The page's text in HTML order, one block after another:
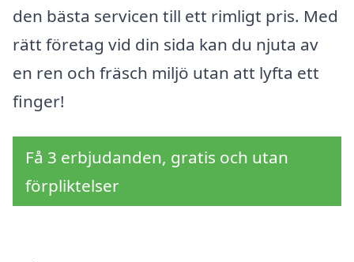
den bästa servicen till ett rimligt pris. Med
rätt företag vid din sida kan du njuta av
en ren och fräsch miljö utan att lyfta ett
finger!
Få 3 erbjudanden, gratis och utan
förpliktelser